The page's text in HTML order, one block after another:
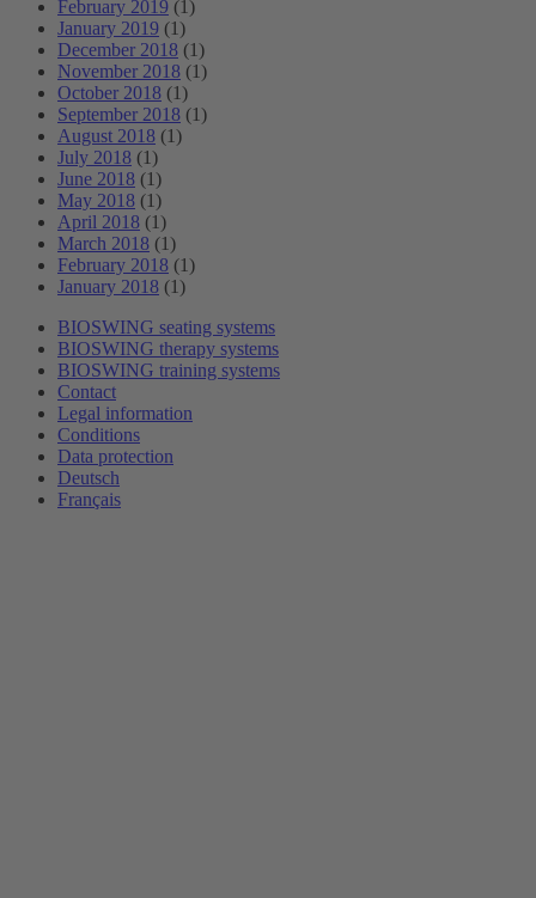
February 2019 (1)
January 2019 (1)
December 2018 (1)
November 2018 (1)
October 2018 (1)
September 2018 (1)
August 2018 (1)
July 2018 (1)
June 2018 (1)
May 2018 (1)
April 2018 (1)
March 2018 (1)
February 2018 (1)
January 2018 (1)
BIOSWING seating systems
BIOSWING therapy systems
BIOSWING training systems
Contact
Legal information
Conditions
Data protection
Deutsch
Français